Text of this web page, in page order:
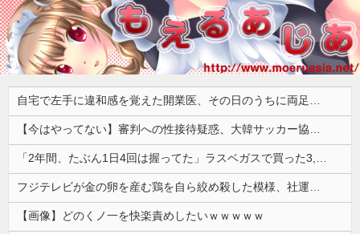
自宅で左手に違和感を覚えた開業医、その日のうちに両足が動かなくなり入院すると……
【今はやってない】審判への性接待疑惑、大韓サッカー協会が声明「現在は一切発生していない」「世界中のサッカー界関係者の皆さんにお詫び」
「2年間、たぶん1日4回は握ってた」ラスベガスで買った3,000円のキーホルダーを調べたら
フジテレビが金の卵を産む鶏を自ら絞め殺した模様、社運を賭けたドル箱コンテンツが御蔵入りになってしまい……
【画像】どのくノ一を快楽責めしたいｗｗｗｗｗ